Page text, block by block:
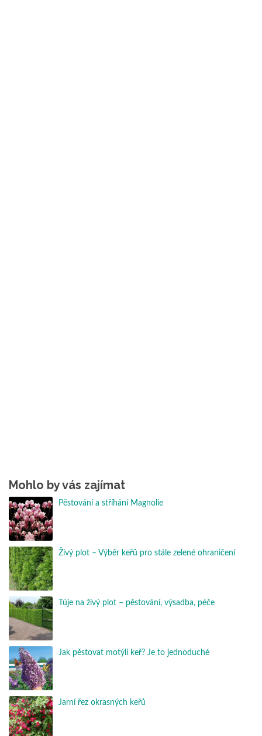
Mohlo by vás zajímat
Pěstování a stříhání Magnolie
Živý plot – Výběr keřů pro stále zelené ohraničení
Túje na živý plot – pěstování, výsadba, péče
Jak pěstovat motýlí keř? Je to jednoduché
Jarní řez okrasných keřů